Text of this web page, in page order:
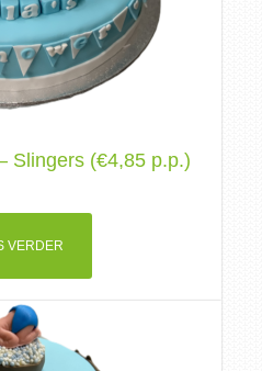
Slingers (€4,85 p.p.)
VERDER